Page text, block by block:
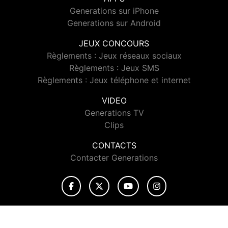
Generations sur iPhone
Generations sur Android
JEUX CONCOURS
Règlements : Jeux réseaux sociaux
Règlements : Jeux SMS
Règlements : Jeux téléphone et internet
VIDEO
Generations TV
Clips
CONTACTS
Contacter Generations